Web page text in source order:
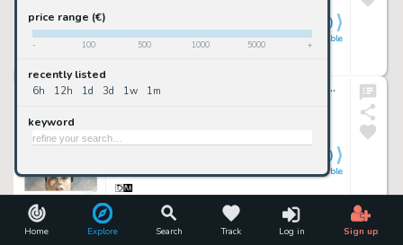
Home Explore Search Track Log in Sign up
price range (€)
- 100 500 1000 5000 +
recently listed
6h 12h 1d 3d 1w 1m
keyword
available
2,300
Planche originale n°47 - Cauchon... Ou l'homme qui tua Jeanne d'Arc
available
2,300
Joël Parnotte